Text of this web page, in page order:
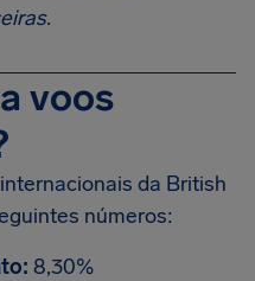
voos
da British
números:
8,30%